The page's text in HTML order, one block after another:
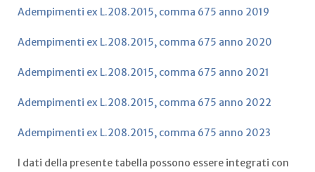
Adempimenti ex L.208.2015, comma 675 anno 2019
Adempimenti ex L.208.2015, comma 675 anno 2020
Adempimenti ex L.208.2015, comma 675 anno 2021
Adempimenti ex L.208.2015, comma 675 anno 2022
Adempimenti ex L.208.2015, comma 675 anno 2023
I dati della presente tabella possono essere integrati con